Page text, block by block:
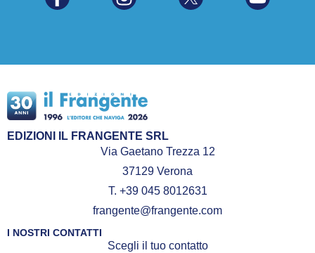
EDIZIONI IL FRANGENTE SRL
Via Gaetano Trezza 12
37129 Verona
T. +39 045 8012631
frangente@frangente.com
I NOSTRI CONTATTI
Scegli il tuo contatto